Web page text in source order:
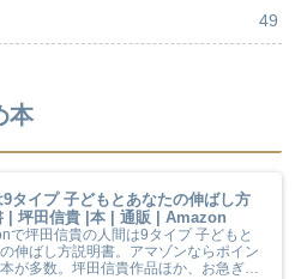
49
本
9タイプ 子どもとあなたの伸ばし方
| 坪田信貴 |本 | 通販 | Amazon
で坪田信貴の人間は9タイプ 子どもと
伸ばし方説明書。アマゾンならポイン
本が多数。坪田信貴作品ほか、お急ぎ便